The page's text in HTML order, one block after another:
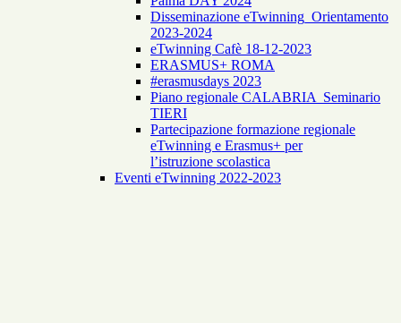
Disseminazione eTwinning_Orientamento
2023-2024
eTwinning Cafè 18-12-2023
ERASMUS+ ROMA
#erasmusdays 2023
Piano regionale CALABRIA Seminario
TIERI
Partecipazione formazione regionale
eTwinning e Erasmus+ per
l’istruzione scolastica
Eventi eTwinning 2022-2023